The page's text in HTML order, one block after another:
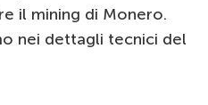
il mining di Monero.
nei dettagli tecnici del